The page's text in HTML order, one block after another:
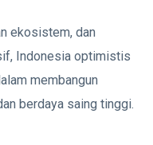
ekosistem, dan
Indonesia optimistis
membangun
berdaya saing tinggi.